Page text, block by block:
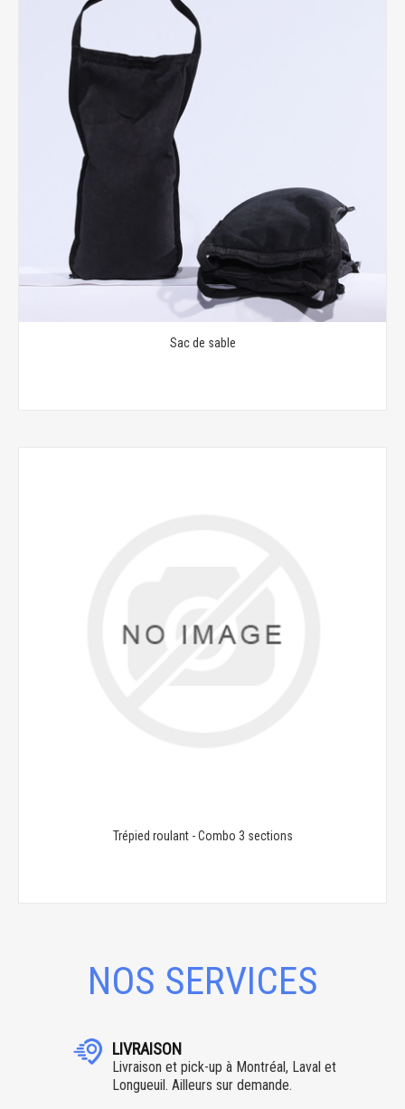
Sac de sable
Trépied roulant - Combo 3 sections
NOS SERVICES
LIVRAISON
Livraison et pick-up à Montréal, Laval et
Longueuil. Ailleurs sur demande.